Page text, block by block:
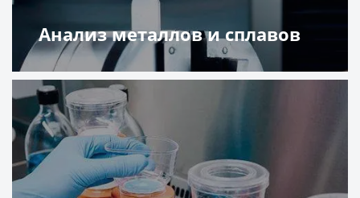
Анализ металлов и сплавов
Подробнее